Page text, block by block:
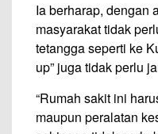
Ia berharap, dengan
masyarakat tidak
tetangga seperti ke
up” juga tidak perlu
“Rumah sakit ini
maupun peralatan